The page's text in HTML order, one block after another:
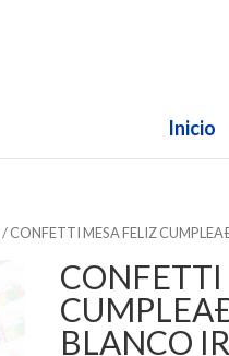
Inicio
/ CONFETTI MESA FELIZ
CONFETTI
BLANCO